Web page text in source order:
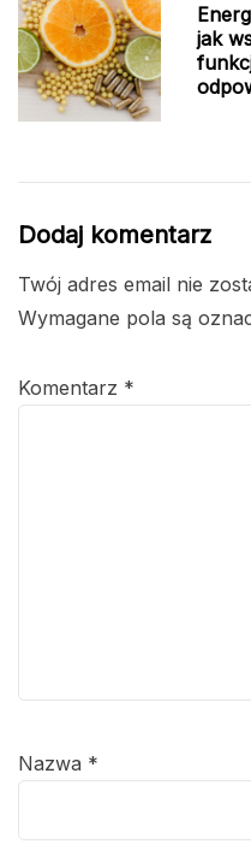
jak
Dodaj komentarz
Twój adres email nie
Wymagane pola są
Komentarz *
Nazwa *